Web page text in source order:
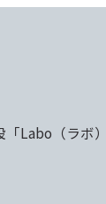
Labo（ラボ）